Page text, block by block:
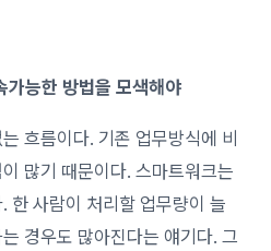
능한 방법을 모색해야
흐름이다. 기존 업무방식에 비
많기 때문이다. 스마트워크는
한 사람이 처리할 업무량이 늘
경우도 많아진다는 얘기다. 그